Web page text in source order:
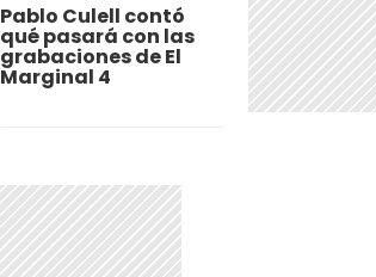
Pablo Culell contó
qué pasará con las
grabaciones de El
Marginal 4